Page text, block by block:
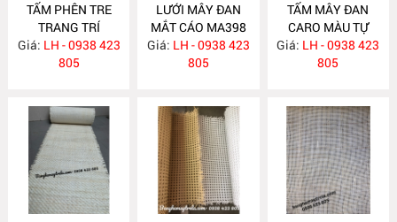
TẤM PHÊN TRE
TRANG TRÍ
MA399
Giá: LH - 0938 423
805
LƯỚI MÂY ĐAN
MẮT CÁO MA398
Giá: LH - 0938 423
805
TẤM MÂY ĐAN
CARO MÀU TỰ
NHIÊN MA397
Giá: LH - 0938 423
805